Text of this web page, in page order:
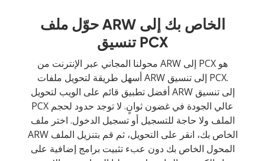
حوّل ملف ARW الخاص بك إلى
تنسيق PCX
محولنا المجاني عبر الإنترنت من ARW إلى PCX هو
أسهل طريقة لتحويل ملفات ARW إلى تنسيق PCX.
أفضل تطبيق قائم على الويب لتحويل ARW إلى تنسيق
PCX عالي الجودة في غضون ثوانٍ. لا توجد حدود لحجم
الملف ولا حاجة للتسجيل أو تسجيل الدخول. اختر ملف
ARW الخاص بك، انقر على التحويل، ثم قم بتنزيل الملف
المحول الخاص بك دون عبء تثبيت برامج إضافية على